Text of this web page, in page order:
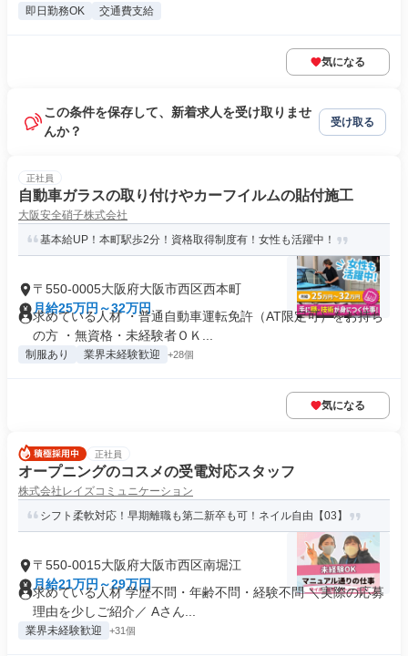
即日勤務OK 交通費支給
気になる
この条件を保存して、新着求人を受け取りませ
んか？
受け取る
正社員
⾃動⾞ガラスの取り付けやカーフイルムの貼付施⼯
大阪安全硝子株式会社
基本給UP！本町駅歩2分！資格取得制度有！女性も活躍中！
〒550-0005大阪府大阪市西区西本町
月給25万円～32万円
求めている人材 ・普通⾃動⾞運転免許（AT限定可）をお持ち
の方 ・無資格・未経験者ＯＫ...
制服あり 業界未経験歓迎 +28個
気になる
正社員
オープニングのコスメの受電対応スタッフ
株式会社レイズコミュニケーション
シフト柔軟対応！早期離職も第二新卒も可！ネイル自由【03】
〒550-0015大阪府大阪市西区南堀江
月給21万円～29万円
求めている人材 学歴不問・年齢不問・経験不問 ＼実際の応募
理由を少しご紹介／ Aさん...
業界未経験歓迎 +31個